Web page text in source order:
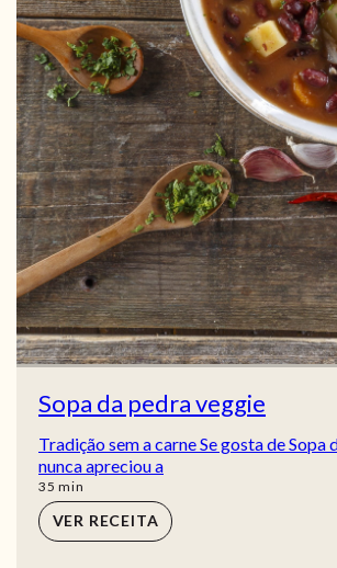
Sopa da pedra veggie
Tradição sem a carne Se gosta de Sopa
nunca apreciou a
35 min
min
VER RECEITA